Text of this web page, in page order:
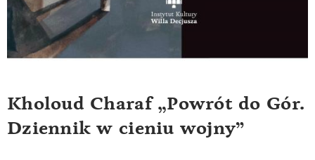
Kholoud Charaf „Powrót do Gór.
Dziennik w cieniu wojny”